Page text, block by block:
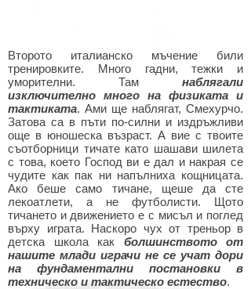
Второто италианско мъчение били
тренировките. Много гадни, тежки и
уморителни. Там наблягали
изключително много на физиката и
тактиката. Ами ще наблягат, Смехурчо.
Затова са в пъти по-силни и издръжливи
още в юношеска възраст. А вие с твоите
съотборници тичате като шашави шилета
с това, което Господ ви е дал и накрая се
чудите как пак ни напълниха кощницата.
Ако беше само тичане, щеше да сте
лекоатлети, а не футболисти. Щото
тичането и движението е с мисъл и поглед
върху играта. Наскоро чух от треньор в
детска школа как болшинството от
нашите млади играчи не се учат дори
на фундаментални постановки в
техническо и тактическо естество.